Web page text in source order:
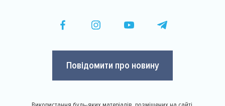
Повідомити про новину